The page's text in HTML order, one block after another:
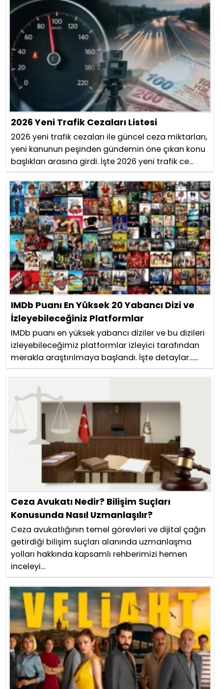
2026 Yeni Trafik Cezaları Listesi
2026 yeni trafik cezaları ile güncel ceza miktarları,
yeni kanunun peşinden gündemin öne çıkan konu
başlıkları arasına girdi. İşte 2026 yeni trafik ce...
IMDb Puanı En Yüksek 20 Yabancı Dizi ve
İzleyebileceğiniz Platformlar
IMDb puanı en yüksek yabancı diziler ve bu dizileri
izleyebileceğimiz platformlar izleyici tarafından
merakla araştırılmaya başlandı. İşte detaylar......
Ceza Avukatı Nedir? Bilişim Suçları
Konusunda Nasıl Uzmanlaşılır?
Ceza avukatlığının temel görevleri ve dijital çağın
getirdiği bilişim suçları alanında uzmanlaşma
yolları hakkında kapsamlı rehberimizi hemen
inceleyi...